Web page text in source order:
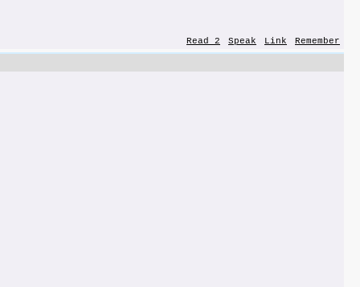
Read 2 Speak Link Remember